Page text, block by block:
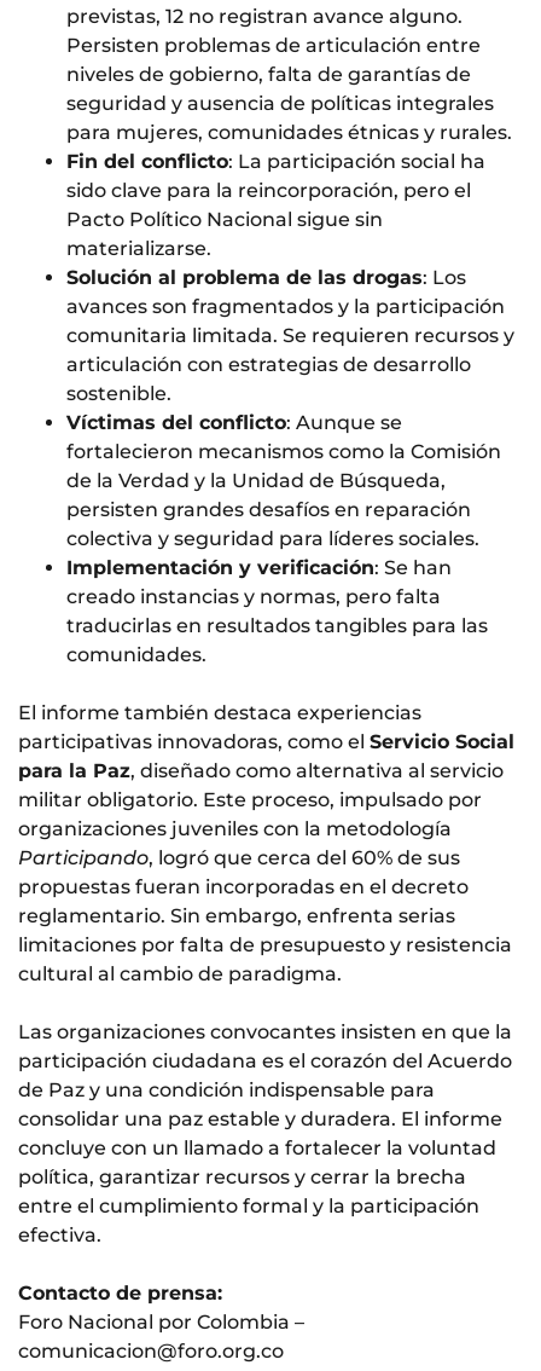
previstas, 12 no registran avance alguno.
Persisten problemas de articulación entre
niveles de gobierno, falta de garantías de
seguridad y ausencia de políticas integrales
para mujeres, comunidades étnicas y rurales.
Fin del conflicto: La participación social ha
sido clave para la reincorporación, pero el
Pacto Político Nacional sigue sin
materializarse.
Solución al problema de las drogas: Los
avances son fragmentados y la participación
comunitaria limitada. Se requieren recursos y
articulación con estrategias de desarrollo
sostenible.
Víctimas del conflicto: Aunque se
fortalecieron mecanismos como la Comisión
de la Verdad y la Unidad de Búsqueda,
persisten grandes desafíos en reparación
colectiva y seguridad para líderes sociales.
Implementación y verificación: Se han
creado instancias y normas, pero falta
traducirlas en resultados tangibles para las
comunidades.
El informe también destaca experiencias
participativas innovadoras, como el Servicio Social
para la Paz, diseñado como alternativa al servicio
militar obligatorio. Este proceso, impulsado por
organizaciones juveniles con la metodología
Participando, logró que cerca del 60% de sus
propuestas fueran incorporadas en el decreto
reglamentario. Sin embargo, enfrenta serias
limitaciones por falta de presupuesto y resistencia
cultural al cambio de paradigma.
Las organizaciones convocantes insisten en que la
participación ciudadana es el corazón del Acuerdo
de Paz y una condición indispensable para
consolidar una paz estable y duradera. El informe
concluye con un llamado a fortalecer la voluntad
política, garantizar recursos y cerrar la brecha
entre el cumplimiento formal y la participación
efectiva.
Contacto de prensa:
Foro Nacional por Colombia –
oc.gr
o.oro
f@noi
cacin
umoc